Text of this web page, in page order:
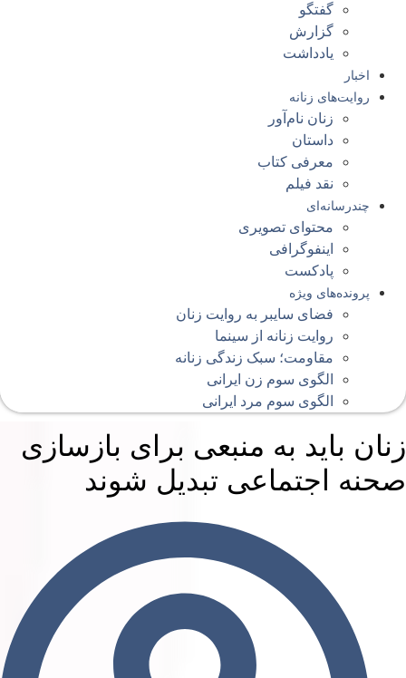
گفتگو
گزارش
یادداشت
اخبار
روایت‌های زنانه
زنان نام‌آور
داستان
معرفی کتاب
نقد فیلم
چندرسانه‌ای
محتوای تصویری
اینفوگرافی
پادکست
پرونده‌های ویژه
فضای سایبر به روایت زنان
روایت زنانه از سینما
مقاومت؛ سبک زندگی زنانه
الگوی سوم زن ایرانی
الگوی سوم مرد ایرانی
باید به منبعی برای بازسازی
اجتماعی تبدیل شوند